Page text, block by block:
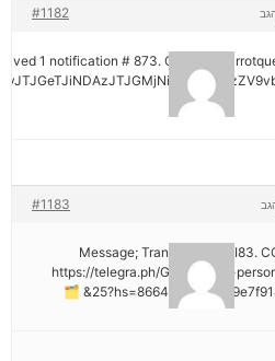
#1182
1 notification # 873. Go >
#1183
🗂 Message; Transaction #KI83.
https://telegra.ph/Go-to-your-